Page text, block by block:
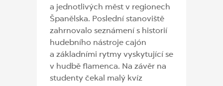
a jednotlivých měst v regionech
Španělska. Poslední stanoviště
zahrnovalo seznámení s historií
hudebního nástroje cajón
a základními rytmy vyskytující se
v hudbě flamenca. Na závěr na
studenty čekal malý kvíz